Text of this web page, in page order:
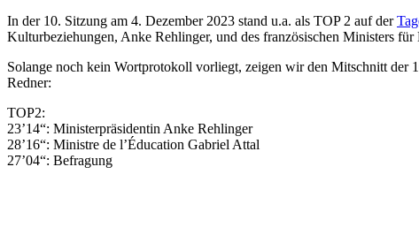
In der 10. Sitzung am 4. Dezember 2023 stand u.a. als TOP 2 auf der
Kulturbeziehungen, Anke Rehlinger, und des französischen Ministers
Solange noch kein Wortprotokoll vorliegt, zeigen wir den Mitschnitt der
Redner:
TOP2:
23’14“: Ministerpräsidentin Anke Rehlinger
28’16“: Ministre de l’Éducation Gabriel Attal
27’04“: Befragung